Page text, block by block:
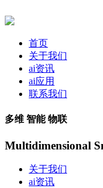
首页
关于我们
ai资讯
ai应用
联系我们
多维 智能 物联
Multidimensional
关于我们
ai资讯